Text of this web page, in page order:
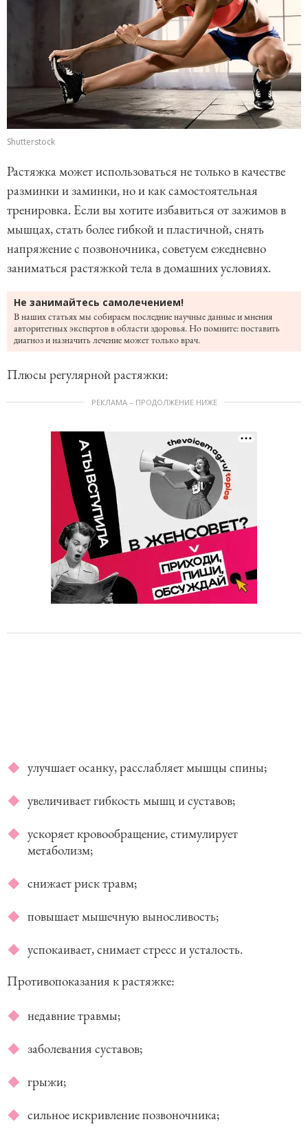
Shutterstock
Растяжка может использоваться не только в качестве
разминки и заминки, но и как самостоятельная
тренировка. Если вы хотите избавиться от зажимов в
мышцах, стать более гибкой и пластичной, снять
напряжение с позвоночника, советуем ежедневно
заниматься растяжкой тела в домашних условиях.
Не занимайтесь самолечением!
В наших статьях мы собираем последние научные данные и мнения
авторитетных экспертов в области здоровья. Но помните: поставить
диагноз и назначить лечение может только врач.
Плюсы регулярной растяжки:
РЕКЛАМА – ПРОДОЛЖЕНИЕ НИЖЕ
улучшает осанку, расслабляет мышцы спины;
увеличивает гибкость мышц и суставов;
ускоряет кровообращение, стимулирует
метаболизм;
снижает риск травм;
повышает мышечную выносливость;
успокаивает, снимает стресс и усталость.
Противопоказания к растяжке:
недавние травмы;
заболевания суставов;
грыжи;
сильное искривление позвоночника;